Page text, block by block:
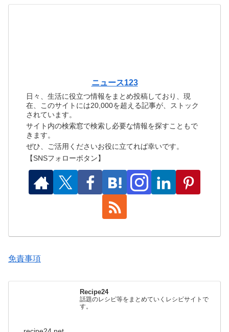
ニュース123
日々、生活に役立つ情報をまとめ投稿しており、現
在、このサイトには20,000を超える記事が、ストック
されています。
サイト内の検索窓で検索し必要な情報を探すこともで
きます。
ぜひ、ご活用くださいお役に立てれば幸いです。
【SNSフォローボタン】
免責事項
Recipe24
話題のレシピ等をまとめていくレシピサイトで
す。